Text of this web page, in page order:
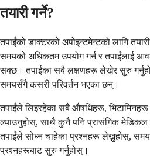
तयारी गर्ने?
तपाईंको डाक्टरको अपोइन्टमेन्टको लागि
समयको अधिकतम उपयोग गर्न र तपाईंलाई
सक्छ। तपाईंका सबै लक्षणहरू लेखेर सुरु
समयसँगै कसरी परिवर्तन भएका छन्।
तपाईंले लिइरहेका सबै औषधिहरू,
ल्याउनुहोस्, साथै कुनै पनि प्रासंगिक मेडिकल
तपाईंले सोध्न चाहेका प्रश्नहरू लेख्नुहोस्, समय
प्रश्नहरूबाट सुरु गर्नुहोस्।